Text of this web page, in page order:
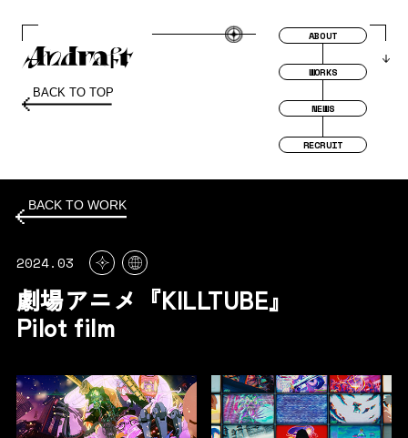
ABOUT
WORKS
NEWS
RECRUIT
BACK TO TOP
BACK TO WORK
2024.03
劇場アニメ『KILLTUBE』
Pilot film